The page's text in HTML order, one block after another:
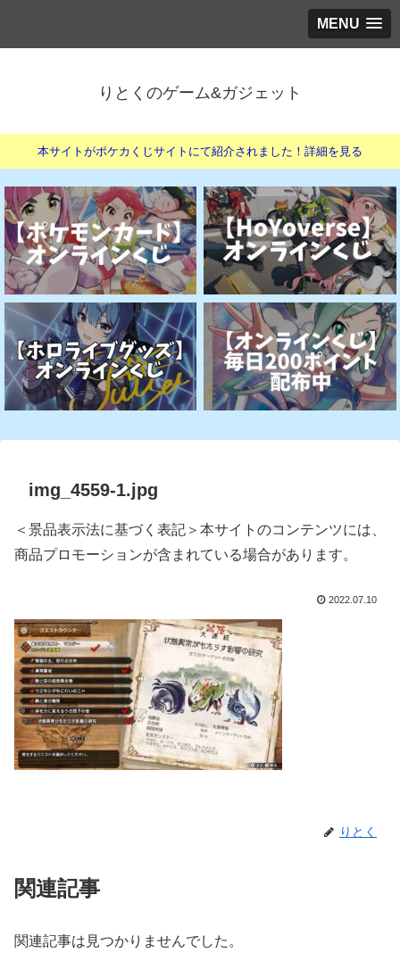
MENU
りとくのゲーム&ガジェット
本サイトがポケカくじサイトにて紹介されました！詳細を見る
img_4559-1.jpg
＜景品表示法に基づく表記＞本サイトのコンテンツには、
商品プロモーションが含まれている場合があります。
2022.07.10
りとく
関連記事
関連記事は見つかりませんでした。